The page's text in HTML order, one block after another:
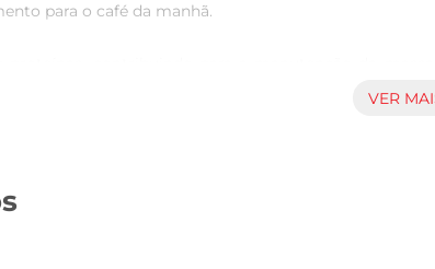
para o café da manhã.
com restrições alimentares. O sabor de
levar na bolsa, garantindo que você tenha
VER